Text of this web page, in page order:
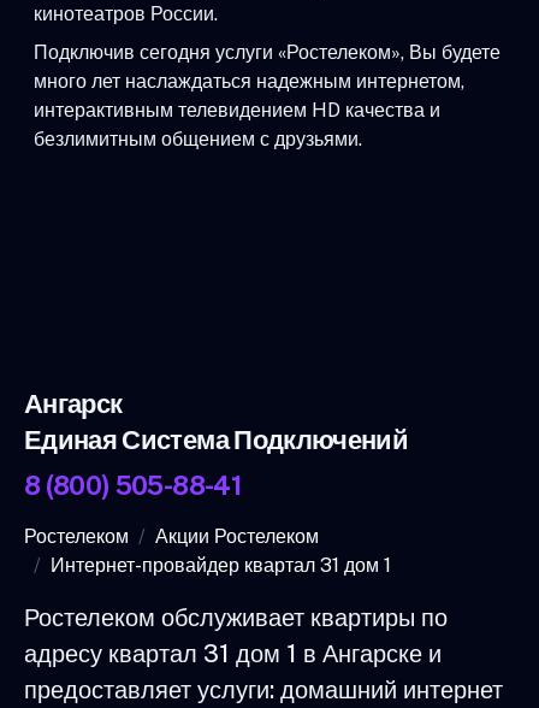
кинотеатров России.
Подключив сегодня услуги «Ростелеком», Вы будете
много лет наслаждаться надежным интернетом,
интерактивным телевидением HD качества и
безлимитным общением с друзьями.
Ангарск
Единая Система Подключений
8 (800) 505-88-41
Ростелеком
Акции Ростелеком
Интернет-провайдер квартал 31 дом 1
Ростелеком обслуживает квартиры по
адресу квартал 31 дом 1 в Ангарске и
предоставляет услуги: домашний интернет